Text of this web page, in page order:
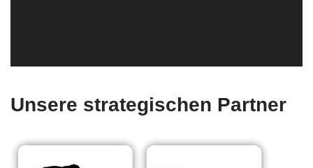
Unsere strategischen Partner